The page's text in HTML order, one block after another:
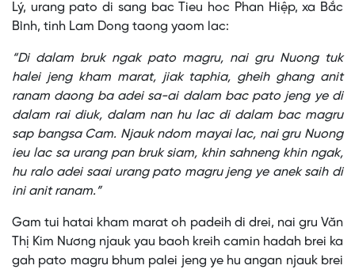
Lý, urang pato di sang bac Tieu hoc Phan Hiệp, xa Bắc
Bình, tinh Lam Dong taong yaom lac:
“Di dalam bruk ngak pato magru, nai gru Nuong tuk
halei jeng kham marat, jiak taphia, gheih ghang anit
ranam daong ba adei sa-ai dalam bac pato jeng ye di
dalam rai diuk, dalam nan hu lac di dalam bac magru
sap bangsa Cam. Njauk ndom mayai lac, nai gru Nuong
ieu lac sa urang pan bruk siam, khin sahneng khin ngak,
hu ralo adei saai urang pato magru jeng ye anek saih di
ini anit ranam.”
Gam tui hatai kham marat oh padeih di drei, nai gru Văn
Thị Kim Nương njauk yau baoh kreih camin hadah brei ka
gah pato magru bhum palei jeng ye hu angan njauk brei